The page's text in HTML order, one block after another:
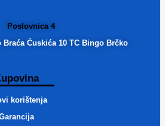
Poslovnica 4
Ćuskića 10 TC Bingo Brčko
korištenja